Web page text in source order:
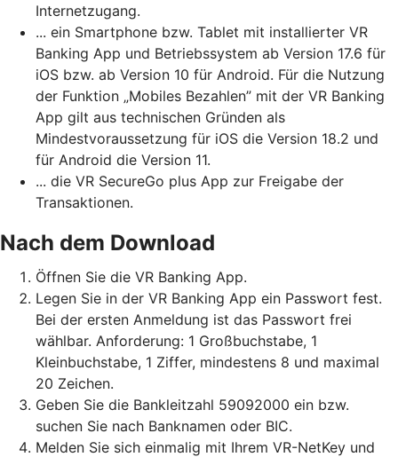
Internetzugang.
... ein Smartphone bzw. Tablet mit installierter VR
Banking App und Betriebssystem ab Version 17.6 für
iOS bzw. ab Version 10 für Android. Für die Nutzung
der Funktion „Mobiles Bezahlen” mit der VR Banking
App gilt aus technischen Gründen als
Mindestvoraussetzung für iOS die Version 18.2 und
für Android die Version 11.
... die VR SecureGo plus App zur Freigabe der
Transaktionen.
Nach dem Download
Öffnen Sie die VR Banking App.
Legen Sie in der VR Banking App ein Passwort fest.
Bei der ersten Anmeldung ist das Passwort frei
wählbar. Anforderung: 1 Großbuchstabe, 1
Kleinbuchstabe, 1 Ziffer, mindestens 8 und maximal
20 Zeichen.
Geben Sie die Bankleitzahl 59092000 ein bzw.
suchen Sie nach Banknamen oder BIC.
Melden Sie sich einmalig mit Ihrem VR-NetKey und